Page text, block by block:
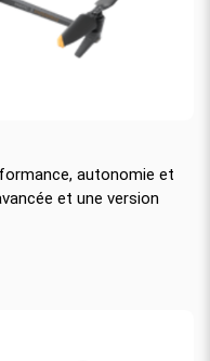
autonomie et
et une version